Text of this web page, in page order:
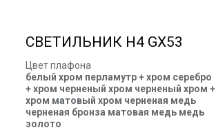
СВЕТИЛЬНИК H4 GX53
Цвет плафона
белый хром перламутр + хром серебро
+ хром черненый хром черненый хром +
хром матовый хром черненая медь
черненая бронза матовая медь медь
золото